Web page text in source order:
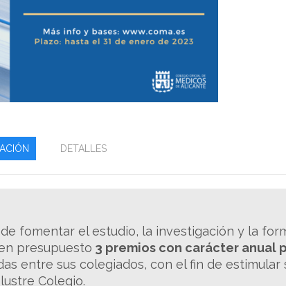
DETALLES
fomentar el estudio, la investigación y la
presupuesto 3 premios con carácter anual
entre sus colegiados, con el fin de estimular
Colegio.